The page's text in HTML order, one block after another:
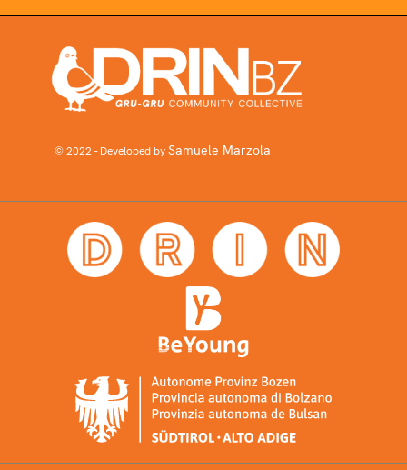
© 2022 - Developed bySamuele Marzola